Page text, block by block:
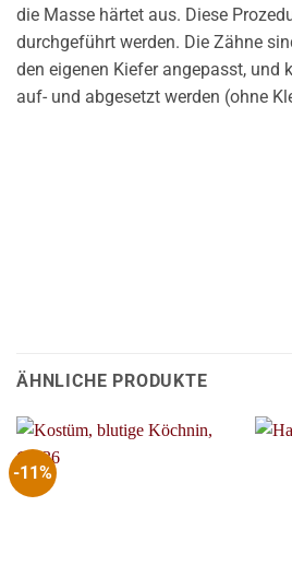
die Masse härtet aus. Diese
durchgeführt werden. Die Zähne
den eigenen Kiefer angepasst, und
auf- und abgesetzt werden (ohne
ÄHNLICHE PRODUKTE
-11%